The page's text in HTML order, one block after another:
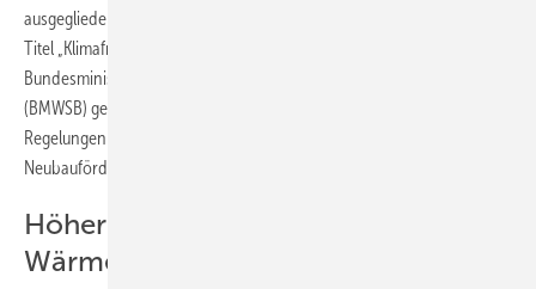
ausgegliedert und ab März 2023 in einer eigenen Richtlinie unter dem
Titel „Klimafreundlicher Neubau“ unter Federführung des
Bundesministeriums für Wohnen, Stadtentwicklung und Bauwesen
(BMWSB) geregelt. Bis zu diesem Zeitpunkt gelten die bestehenden
Regelungen unter der BEG fort. Damit soll ein nahtloser Übergang der
Neubauförderung gewährleistet werden.
Höhere Anforderungen bei
Wärmeerzeugern